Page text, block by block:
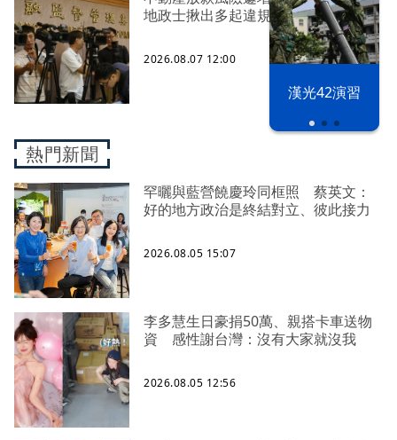
漢光42演習
地政士揪出多起違規
2026.08.07 12:00
熱門新聞
罕曬與藍營饒慶玲同框照 蔡英文：
好的地方政治是終結對立、彼此接力
2026.08.05 15:07
李多慧生日豪捐50萬、親搭卡車送物
資 感性謝台灣：沒有大家就沒我
2026.08.05 12:56